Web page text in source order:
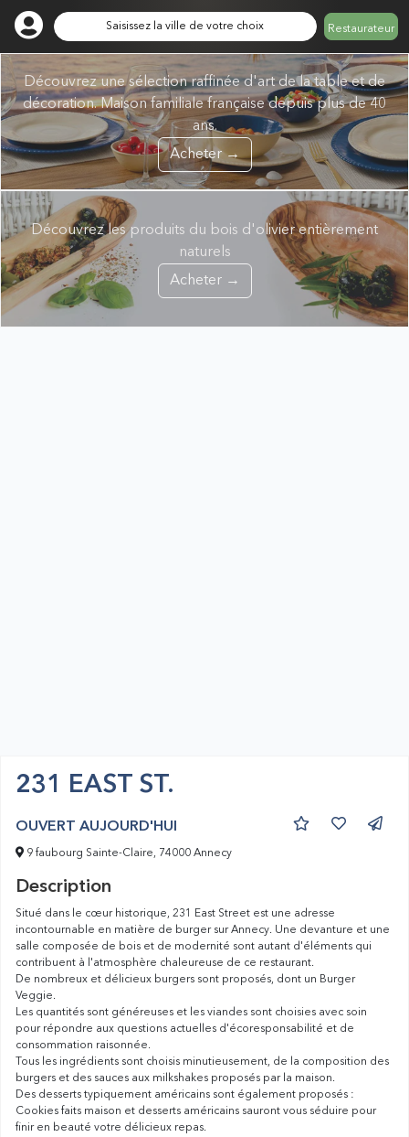
Saisissez la ville de votre choix Restaurateur
Découvrez une sélection raffinée d'art de la table et de
décoration. Maison familiale française depuis plus de 40
ans.
Acheter →
Découvrez les produits du bois d'olivier entièrement
naturels
Acheter →
231 EAST ST.
OUVERT AUJOURD'HUI
9 faubourg Sainte-Claire, 74000 Annecy
Description
Situé dans le cœur historique, 231 East Street est une adresse
incontournable en matière de burger sur Annecy. Une devanture et une
salle composée de bois et de modernité sont autant d'éléments qui
contribuent à l'atmosphère chaleureuse de ce restaurant.
De nombreux et délicieux burgers sont proposés, dont un Burger
Veggie.
Les quantités sont généreuses et les viandes sont choisies avec soin
pour répondre aux questions actuelles d'écoresponsabilité et de
consommation raisonnée.
Tous les ingrédients sont choisis minutieusement, de la composition des
burgers et des sauces aux milkshakes proposés par la maison.
Des desserts typiquement américains sont également proposés :
Cookies faits maison et desserts américains sauront vous séduire pour
finir en beauté votre délicieux repas.